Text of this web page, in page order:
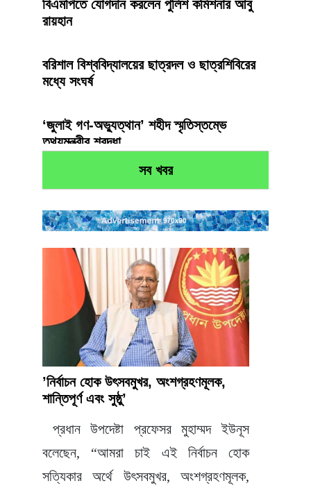
বিএমপিতে যোগদান করলেন পুলিশ কমিশনার আবু
রায়হান
বরিশাল বিশ্ববিদ্যালয়ের ছাত্রদল ও ছাত্রশিবিরের
মধ্যে সংঘর্ষ
‘জুলাই গণ-অভ্যুত্থান’ শহীদ স্মৃতিস্তম্ভে
তথ্যমন্ত্রীর শ্রদ্ধা
জুলাইগণ অভ্যুত্থান: বরিশাল সিটি কর্পোরেশনের
মৃত ১ শিক্ষকের বেতন তুলে নিচ্ছেন জামায়াত নেতা ১
৮ অভিযোগে পবিপ্রবির উপ-রেজিস্ট্রার বরখাস্ত
লোডশেডিং; বরগুনায় বিদ্যুৎ অফিস ঘেরাও, তালা
মারার হুশিয়ারি
উজিরপুরে রাস্তার পাশে পড়ে ছিল ত্রাণের কম্বল !
১৮ বছর পর বাড়ি ফিরলেন ‘নিঁখোজ’ আলমগীর
সব খবর
’নির্বাচন হোক উৎসবমুখর, অংশগ্রহণমূলক,
শান্তিপূর্ণ এবং সুষ্ঠু’
প্রধান উপদেষ্টা প্রফেসর মুহাম্মদ ইউনূস
বলেছেন, “আমরা চাই এই নির্বাচন হোক
সত্যিকার অর্থে উৎসবমুখর, অংশগ্রহণমূলক,